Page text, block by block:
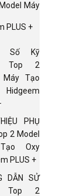
Máy
PLUS +
Số Kỹ
Top 2
Máy Tạo
PHỤ
2 Model
Oxy
PLUS +
DẪN SỬ
Top 2